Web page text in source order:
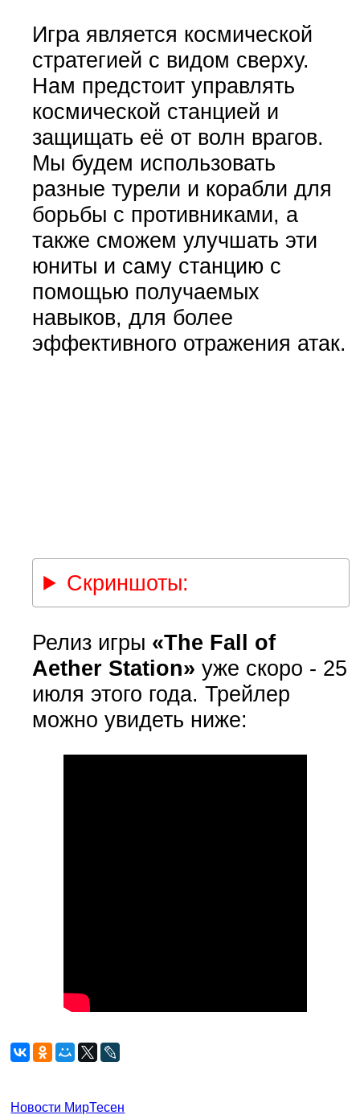
Игра является космической
стратегией с видом сверху.
Нам предстоит управлять
космической станцией и
защищать её от волн врагов.
Мы будем использовать
разные турели и корабли для
борьбы с противниками, а
также сможем улучшать эти
юниты и саму станцию с
помощью получаемых
навыков, для более
эффективного отражения атак.
Скриншоты:
Релиз игры «The Fall of
Aether Station» уже скоро - 25
июля этого года. Трейлер
можно увидеть ниже:
Новости МирТесен